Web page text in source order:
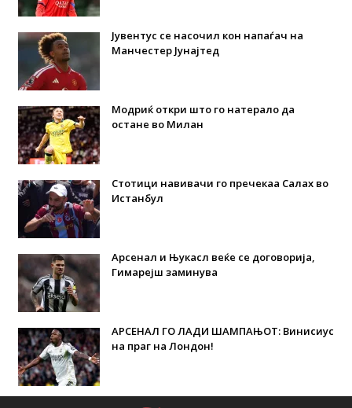
Јувентус се насочил кон напаѓач на
Манчестер Јунајтед
Модриќ откри што го натерало да
остане во Милан
Стотици навивачи го пречекаа Салах во
Истанбул
Арсенал и Њукасл веќе се договорија,
Гимарејш заминува
АРСЕНАЛ ГО ЛАДИ ШАМПАЊОТ: Винисиус
на праг на Лондон!